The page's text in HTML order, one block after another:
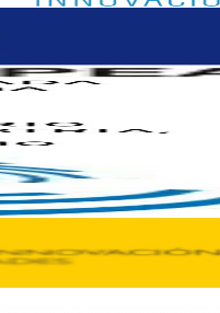
de la
se crean startup
Un caso Amazon no